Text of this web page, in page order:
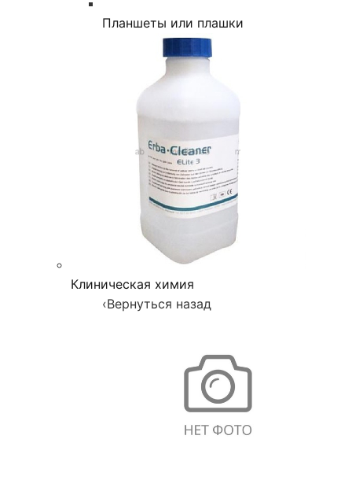
Планшеты или плашки
Клиническая химия
‹Вернуться назад